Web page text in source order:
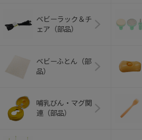
ベビーラック＆チ
ェア（部品）
ベビーふとん（部
品）
哺乳びん・マグ関
連（部品）